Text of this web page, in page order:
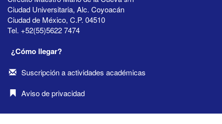
Ciudad Universitaria, Alc. Coyoacán
Ciudad de México, C.P. 04510
Tel. +52(55)5622 7474
¿Cómo llegar?
Suscripción a actividades académicas
Aviso de privacidad